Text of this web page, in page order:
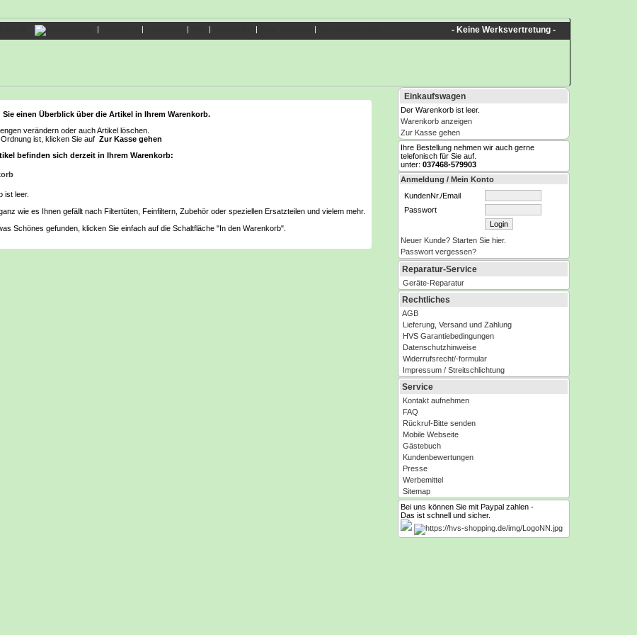
- Keine Werksvertretung -
| | | | | |
Sie einen Überblick über die Artikel in Ihrem Warenkorb.
verändern oder auch Artikel löschen.
ist, klicken Sie auf Zur Kasse gehen
befinden sich derzeit in Ihrem Warenkorb:
ist leer.
wie es Ihnen gefällt nach Filtertüten, Feinfiltern, Zubehör oder speziellen Ersatzteilen und vielem mehr.
Schönes gefunden, klicken Sie einfach auf die Schaltfläche "In den Warenkorb".
Einkaufswagen
Der Warenkorb ist leer.
Warenkorb anzeigen
Zur Kasse gehen
Ihre Bestellung nehmen wir auch gerne
telefonisch für Sie auf.
unter: 037468-579903
Anmeldung / Mein Konto
KundenNr./Email
Passwort
Neuer Kunde? Starten Sie hier.
Passwort vergessen?
Reparatur-Service
Geräte-Reparatur
Rechtliches
AGB
Lieferung, Versand und Zahlung
HVS Garantiebedingungen
Datenschutzhinweise
Widerrufsrecht/-formular
Impressum / Streitschlichtung
Service
Kontakt aufnehmen
FAQ
Rückruf-Bitte senden
Mobile Webseite
Gästebuch
Kundenbewertungen
Presse
Werbemittel
Sitemap
Bei uns können Sie mit Paypal zahlen -
Das ist schnell und sicher.